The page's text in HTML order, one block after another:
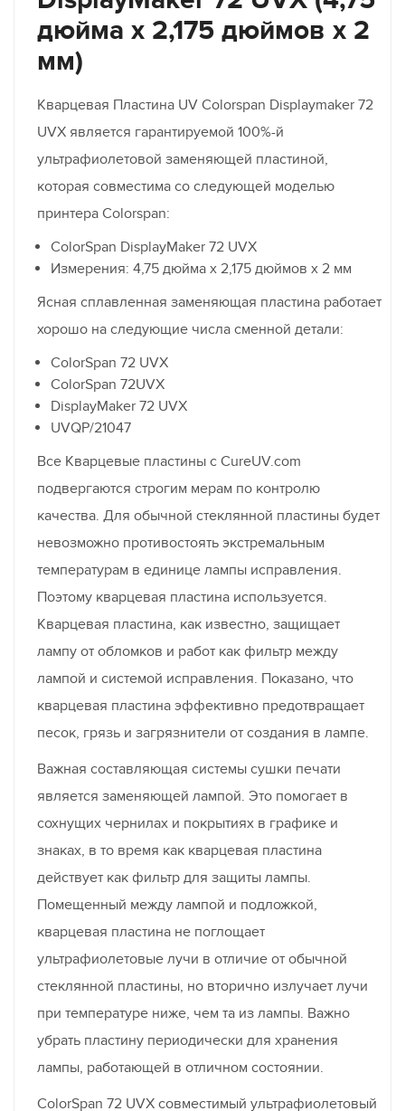
дюйма x 2,175 дюймов x 2
мм)
Кварцевая Пластина UV Colorspan Displaymaker 72
UVX является гарантируемой 100%-й
ультрафиолетовой заменяющей пластиной,
которая совместима со следующей моделью
принтера Colorspan:
ColorSpan DisplayMaker 72 UVX
Измерения: 4,75 дюйма x 2,175 дюймов x 2 мм
Ясная сплавленная заменяющая пластина работает
хорошо на следующие числа сменной детали:
ColorSpan 72 UVX
ColorSpan 72UVX
DisplayMaker 72 UVX
UVQP/21047
Все Кварцевые пластины с CureUV.com
подвергаются строгим мерам по контролю
качества. Для обычной стеклянной пластины будет
невозможно противостоять экстремальным
температурам в единице лампы исправления.
Поэтому кварцевая пластина используется.
Кварцевая пластина, как известно, защищает
лампу от обломков и работ как фильтр между
лампой и системой исправления. Показано, что
кварцевая пластина эффективно предотвращает
песок, грязь и загрязнители от создания в лампе.
Важная составляющая системы сушки печати
является заменяющей лампой. Это помогает в
сохнущих чернилах и покрытиях в графике и
знаках, в то время как кварцевая пластина
действует как фильтр для защиты лампы.
Помещенный между лампой и подложкой,
кварцевая пластина не поглощает
ультрафиолетовые лучи в отличие от обычной
стеклянной пластины, но вторично излучает лучи
при температуре ниже, чем та из лампы. Важно
убрать пластину периодически для хранения
лампы, работающей в отличном состоянии.
ColorSpan 72 UVX совместимый ультрафиолетовый